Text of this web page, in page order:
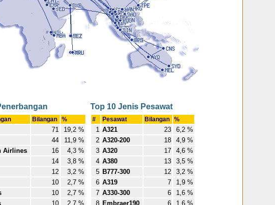
Bilangan %
71
19,2 %
44
11,9 %
Airlines 16
4,3 %
14
3,8 %
12
3,2 %
10
2,7 %
10
2,7 %
10 2,7 %
Top 10 Jenis Pesawat
# Pesawat Bilangan %
1 A321 23
6,2 %
2 A320-200 18
4,9 %
3 A320 17
4,6 %
4 A380 13
3,5 %
5 B777-300 12
3,2 %
6 A319 7
1,9 %
7 A330-300 6
1,6 %
8 Embraer190 6 1,6 %